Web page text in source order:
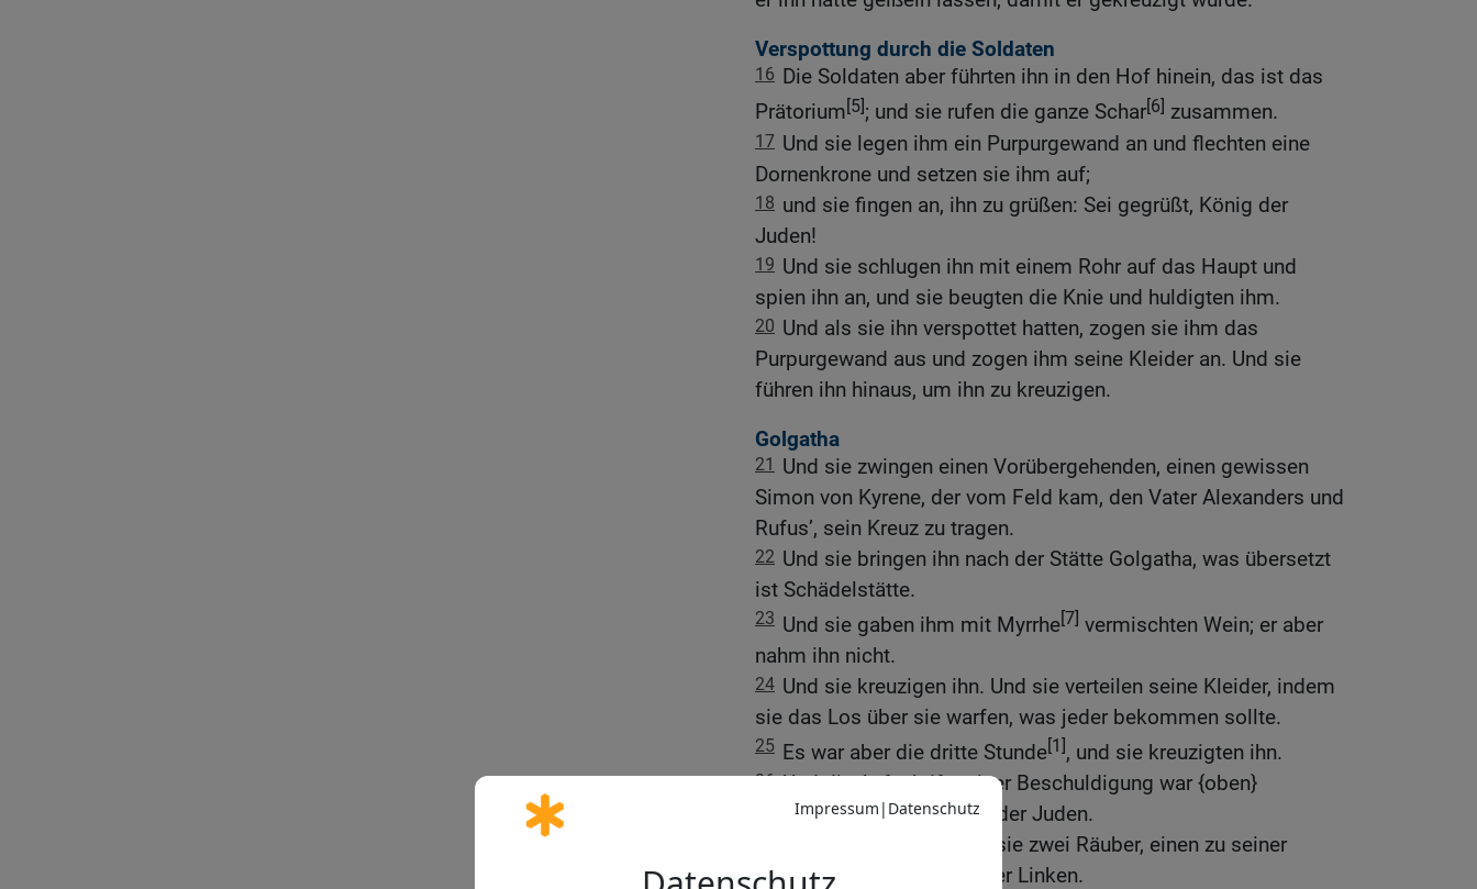
Verspottung durch die Soldaten
16 Die Soldaten aber führten ihn in den Hof hinein, das ist das
Prätorium[5]; und sie rufen die ganze Schar[6] zusammen.
17 Und sie legen ihm ein Purpurgewand an und flechten eine
Dornenkrone und setzen sie ihm auf;
18 und sie fingen an, ihn zu grüßen: Sei gegrüßt, König der
Juden!
19 Und sie schlugen ihn mit einem Rohr auf das Haupt und
spien ihn an, und sie beugten die Knie und huldigten ihm.
20 Und als sie ihn verspottet hatten, zogen sie ihm das
Purpurgewand aus und zogen ihm seine Kleider an. Und sie
führen ihn hinaus, um ihn zu kreuzigen.
Golgatha
21 Und sie zwingen einen Vorübergehenden, einen gewissen
Simon von Kyrene, der vom Feld kam, den Vater Alexanders und
Rufus’, sein Kreuz zu tragen.
22 Und sie bringen ihn nach der Stätte Golgatha, was übersetzt
ist Schädelstätte.
23 Und sie gaben ihm mit Myrrhe[7] vermischten Wein; er aber
nahm ihn nicht.
24 Und sie kreuzigen ihn. Und sie verteilen seine Kleider, indem
sie das Los über sie warfen, was jeder bekommen sollte.
25 Es war aber die dritte Stunde[1], und sie kreuzigten ihn.
26 Und die Aufschrift seiner Beschuldigung war {oben}
angeschrieben: Der König der Juden.
Und mit ihm kreuzigen sie zwei Räuber, einen zu seiner
Rechten und einen zu seiner Linken.